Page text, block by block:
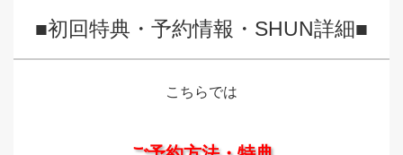
■初回特典・予約情報・SHUN詳細■
こちらでは